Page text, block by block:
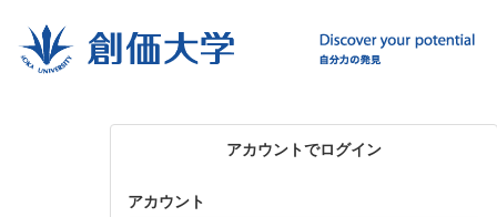
アカウントでログイン
アカウント